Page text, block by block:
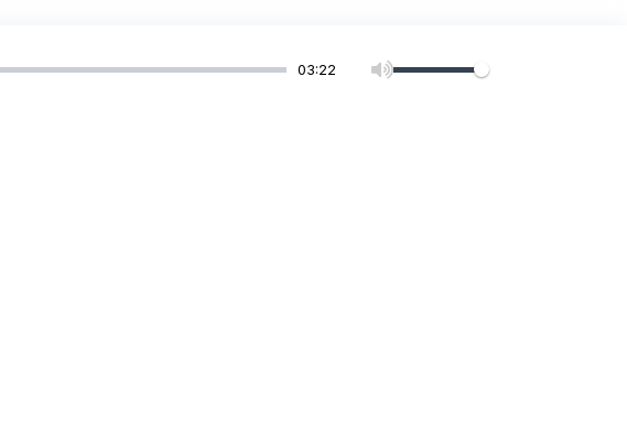
03:22